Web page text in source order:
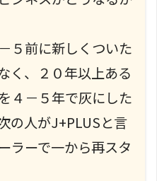
５前に新しくついた
く、２０年以上ある
４－５年で灰にした
の人がJ+PLUSと言
ラーで一から再スタ